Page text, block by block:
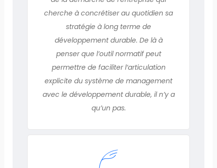
cherche à concrétiser au quotidien sa
stratégie à long terme de
développement durable. De là à
penser que l’outil normatif peut
permettre de faciliter l’articulation
explicite du système de management
avec le développement durable, il n’y a
qu’un pas.